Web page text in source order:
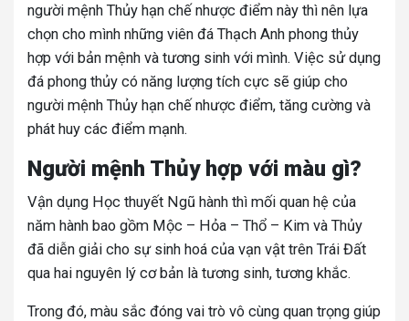
người mệnh Thủy hạn chế nhược điểm này thì nên lựa
chọn cho mình những viên đá Thạch Anh phong thủy
hợp với bản mệnh và tương sinh với mình. Việc sử dụng
đá phong thủy có năng lượng tích cực sẽ giúp cho
người mệnh Thủy hạn chế nhược điểm, tăng cường và
phát huy các điểm mạnh.
Người mệnh Thủy hợp với màu gì?
Vận dụng Học thuyết Ngũ hành thì mối quan hệ của
năm hành bao gồm Mộc – Hỏa – Thổ – Kim và Thủy
đã diễn giải cho sự sinh hoá của vạn vật trên Trái Đất
qua hai nguyên lý cơ bản là tương sinh, tương khắc.
Trong đó, màu sắc đóng vai trò vô cùng quan trọng giúp